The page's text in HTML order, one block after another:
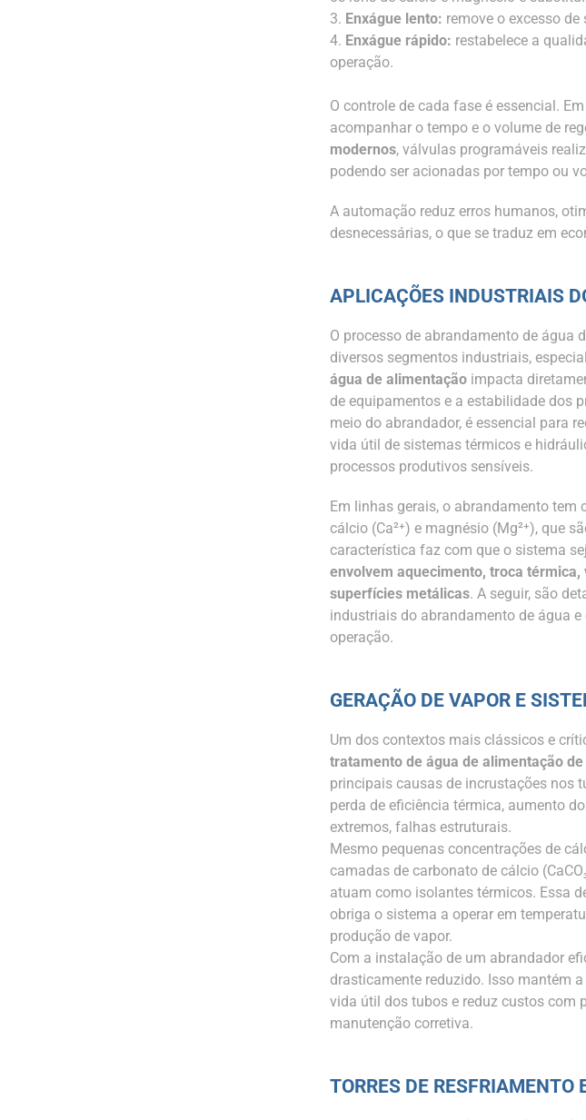
3. Enxágue lento: remove o excesso
4. Enxágue rápido: restabelece a
operação.
O controle de cada fase é essencial.
acompanhar o tempo e o volume de
modernos, válvulas programáveis
podendo ser acionadas por tempo ou
A automação reduz erros humanos,
desnecessárias, o que se traduz em
APLICAÇÕES INDUSTRIAIS
O processo de abrandamento de água
diversos segmentos industriais,
água de alimentação impacta
de equipamentos e a estabilidade dos
meio do abrandador, é essencial para
vida útil de sistemas térmicos e
processos produtivos sensíveis.
Em linhas gerais, o abrandamento
cálcio (Ca²⁺) e magnésio (Mg²⁺), que
característica faz com que o sistema
envolvem aquecimento, troca
superfícies metálicas. A seguir, são
industriais do abrandamento de água
operação.
GERAÇÃO DE VAPOR E
Um dos contextos mais clássicos e
tratamento de água de alimentação
principais causas de incrustações nos
perda de eficiência térmica, aumento
extremos, falhas estruturais.
Mesmo pequenas concentrações de
camadas de carbonato de cálcio
atuam como isolantes térmicos. Essa
obriga o sistema a operar em
produção de vapor.
Com a instalação de um abrandador
drasticamente reduzido. Isso mantém
vida útil dos tubos e reduz custos com
manutenção corretiva.
TORRES DE RESFRIAMENTO